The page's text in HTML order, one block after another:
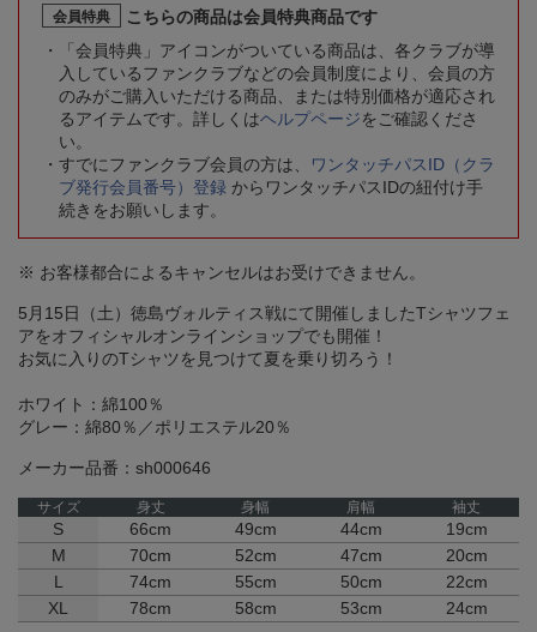
会員特典
こちらの商品は会員特典商品です
「会員特典」アイコンがついている商品は、各クラブが導
入しているファンクラブなどの会員制度により、会員の方
のみがご購入いただける商品、または特別価格が適応され
るアイテムです。詳しくはヘルプページをご確認くださ
い。
すでにファンクラブ会員の方は、
ワンタッチパスID（クラ
ブ発行会員番号）登録 からワンタッチパスIDの紐付け手
続きをお願いします。
※ お客様都合によるキャンセルはお受けできません。
5月15日（土）徳島ヴォルティス戦にて開催しましたTシャツフェ
アをオフィシャルオンラインショップでも開催！
お気に入りのTシャツを見つけて夏を乗り切ろう！
ホワイト：綿100％
グレー：綿80％／ポリエステル20％
メーカー品番：sh000646
サイズ 身丈 身幅 肩幅 袖丈
S 66cm 49cm 44cm
19cm
M
70cm 52cm 47cm
20cm
L
74cm 55cm 50cm
22cm
XL
78cm 58cm 53cm 24cm